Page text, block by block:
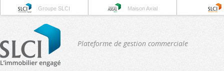
Groupe SLCI Maison Axial
Plateforme de gestion commerciale